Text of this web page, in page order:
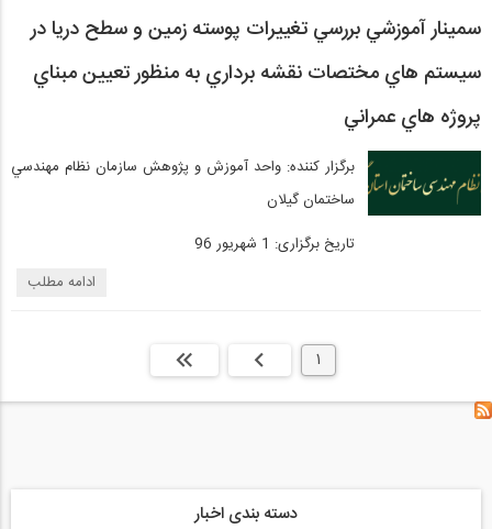
سمينار آموزشي بررسي تغييرات پوسته زمين و سطح دريا در
سيستم هاي مختصات نقشه برداري به منظور تعيين مبناي
پروژه هاي عمراني
برگزار کننده: واحد آموزش و پژوهش سازمان نظام مهندسي
ساختمان گيلان
تاریخ برگزاری:‌ 1 شهریور 96
ادامه مطلب
1 بعدی انتها »
دسته بندی اخبار